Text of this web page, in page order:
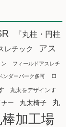
『丸柱・円柱
レチック
アス
フィールドアスレチ
ンダーパーク多可
ロ
丸太をデザインす
ナー 丸太椅子 丸
棒加工場